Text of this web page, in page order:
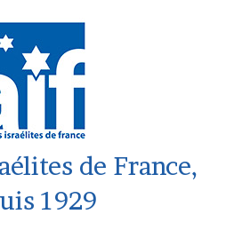
de France,
1929